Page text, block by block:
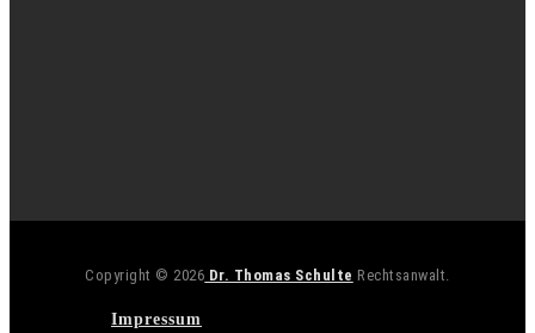
Copyright © 2026 Dr. Thomas Schulte Rechtsanwalt.
Impressum